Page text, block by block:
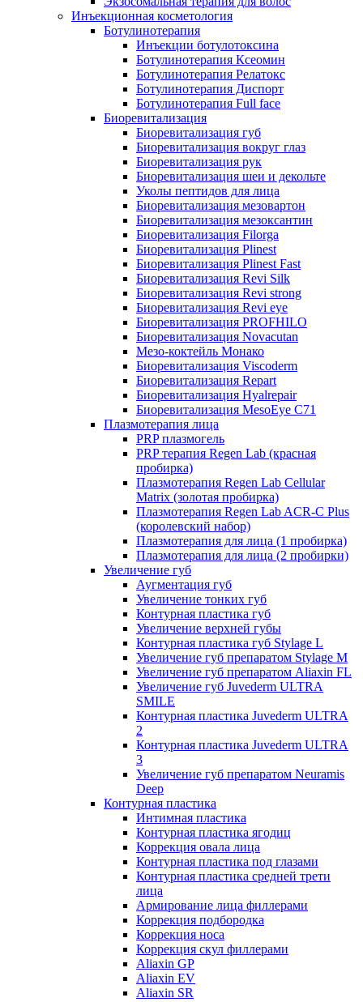
Инъекционная косметология
Ботулинотерапия
Инъекции ботулотоксина
Ботулинотерапия Ксеомин
Ботулинотерапия Релатокс
Ботулинотерапия Диспорт
Ботулинотерапия Full face
Биоревитализация
Биоревитализация губ
Биоревитализация вокруг глаз
Биоревитализация рук
Биоревитализация шеи и декольте
Уколы пептидов для лица
Биоревитализация мезовартон
Биоревитализация мезоксантин
Биоревитализация Filorga
Биоревитализация Plinest
Биоревитализация Plinest Fast
Биоревитализация Revi Silk
Биоревитализация Revi strong
Биоревитализация Revi eye
Биоревитализация PROFHILO
Биоревитализация Novacutan
Мезо-коктейль Монако
Биоревитализация Viscoderm
Биоревитализация Repart
Биоревитализация Hyalrepair
Биоревитализация MesoEye C71
Плазмотерапия лица
PRP плазмогель
PRP терапия Regen Lab (красная
пробирка)
Плазмотерапия Regen Lab Cellular
Matrix (золотая пробирка)
Плазмотерапия Regen Lab ACR-C Plus
(королевский набор)
Плазмотерапия для лица (1 пробирка)
Плазмотерапия для лица (2 пробирки)
Увеличение губ
Аугментация губ
Увеличение тонких губ
Контурная пластика губ
Увеличение верхней губы
Контурная пластика губ Stylage L
Увеличение губ препаратом Stylage M
Увеличение губ препаратом Aliaxin FL
Увеличение губ Juvederm ULTRA
SMILE
Контурная пластика Juvederm ULTRA
2
Контурная пластика Juvederm ULTRA
3
Увеличение губ препаратом Neuramis
Deep
Контурная пластика
Интимная пластика
Контурная пластика ягодиц
Коррекция овала лица
Контурная пластика под глазами
Контурная пластика средней трети
лица
Армирование лица филлерами
Коррекция подбородка
Коррекция носа
Коррекция скул филлерами
Aliaxin GP
Aliaxin EV
Aliaxin SR